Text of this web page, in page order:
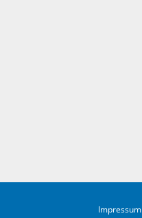
Impressum